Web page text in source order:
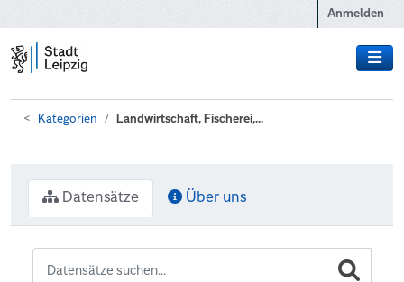
Anmelden
Kategorien Landwirtschaft, Fischerei,...
Datensätze Über uns